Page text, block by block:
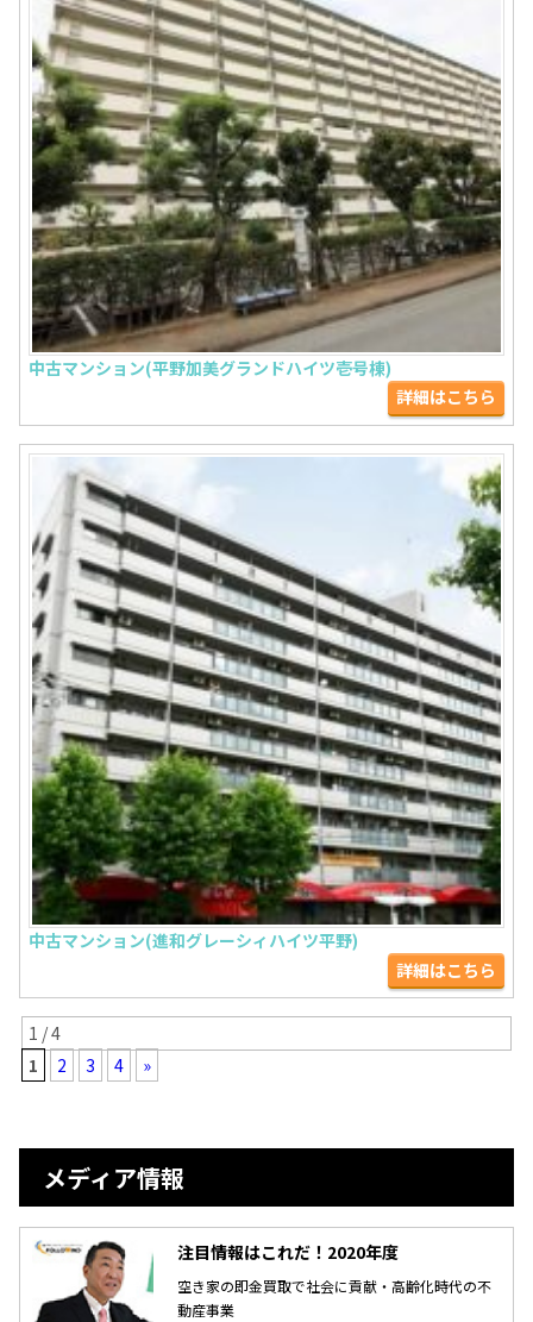
中古マンション(平野加美グランドハイツ壱号棟)
詳細はこちら
中古マンション(進和グレーシィハイツ平野)
詳細はこちら
1 / 4
1
2 3 4 »
メディア情報
注目情報はこれだ！2020年度
空き家の即金買取で社会に貢献・高齢化時代の不
動産事業